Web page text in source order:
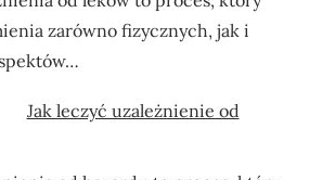
zarówno fizycznych, jak i
Jak leczyć uzależnienie od